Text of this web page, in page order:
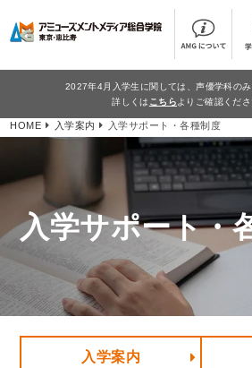
2027年4月入学生に関しては、声優学科のみ
詳しくは こちら よりご確認くださ
HOME 入学案内 入学サポート・各種制度
入学サポート・
入学案内